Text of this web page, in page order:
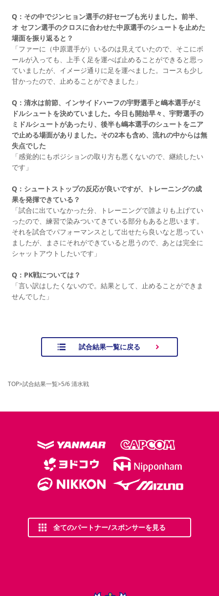
Q：その中でジンヒョン選手の好セーブも光りました。前半、
オ セフン選手のクロスに合わせた中原選手のシュートを止めた
場面を振り返ると？
「ファーに（中原選手が）いるのは見えていたので、そこにボ
ールが入っても、上手く足を運べば止めることができると思っ
ていましたが、イメージ通りに足を運べました。コースも少し
甘かったので、止めることができました」
Q：清水は前節、インサイドハーフの宇野選手と嶋本選手がミ
ドルシュートを決めていました。今日も開始早々、宇野選手の
ミドルシュートがあったり、後半も嶋本選手のシュートをニア
で止める場面がありました。その2本も含め、流れの中からは無
失点でした
「感覚的にもポジションの取り方も悪くないので、継続したい
です」
Q：シュートストップの反応が良いですが、トレーニングの成
果を発揮できている？
「試合に出ていなかった分、トレーニングで誰よりも上げてい
ったので、練習で染みついてきている部分もあると思います。
それを試合でパフォーマンスとして出せたら良いなと思ってい
ましたが、まさにそれができていると思うので、あとは完全に
シャットアウトしたいです」
Q：PK戦については？
「言い訳はしたくないので。結果として、止めることができま
せんでした」
試合結果一覧に戻る
TOP>試合結果一覧>5/6 清水戦
全てのパートナー/スポンサーを見る